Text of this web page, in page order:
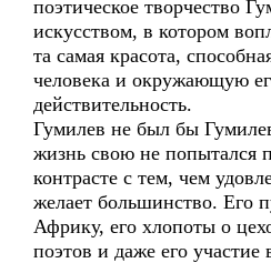
поэтическое творчество
искусством, в котором
та самая красота,
человека и окружающую
действительность.
Гумилев не был бы
жизнь свою не попытался
контрасте с тем, чем
желает большинство. Его
Африку, его хлопоты о
поэтов и даже его участие